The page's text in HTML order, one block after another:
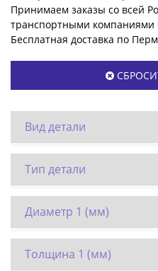
Принимаем заказы со всей
транспортными компаниями
Бесплатная доставка по
Вид детали
Тип детали
Диаметр 1 (мм)
Толщина 1 (мм)